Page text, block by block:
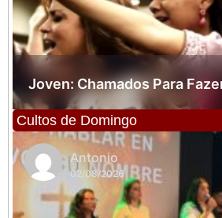
Joven: Chamados Para
Cultos de Domingo
Antonio
02/08/2026